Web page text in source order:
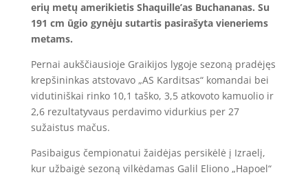
erių metų amerikietis Shaquille’as Buchananas. Su
191 cm ūgio gynėju sutartis pasirašyta vieneriems
metams.
Pernai aukščiausioje Graikijos lygoje sezoną pradėjęs
krepšininkas atstovavo „AS Karditsas“ komandai bei
vidutiniškai rinko 10,1 taško, 3,5 atkovoto kamuolio ir
2,6 rezultatyvaus perdavimo vidurkius per 27
sužaistus mačus.
Pasibaigus čempionatui žaidėjas persikėlė į Izraelį,
kur užbaigė sezoną vilkėdamas Galil Eliono „Hapoel“